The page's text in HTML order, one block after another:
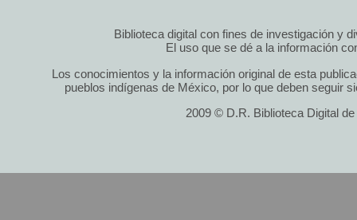
Biblioteca digital con fines de investigación y
El uso que se dé a la información
Los conocimientos y la información original de esta
pueblos indígenas de México, por lo que deben seguir
2009 © D.R. Biblioteca Digital